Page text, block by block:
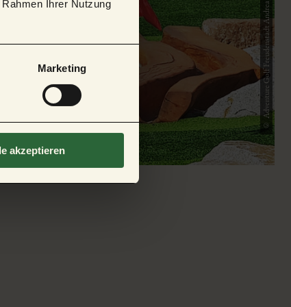
Ihrer Nutzung
Marketing
akzeptieren